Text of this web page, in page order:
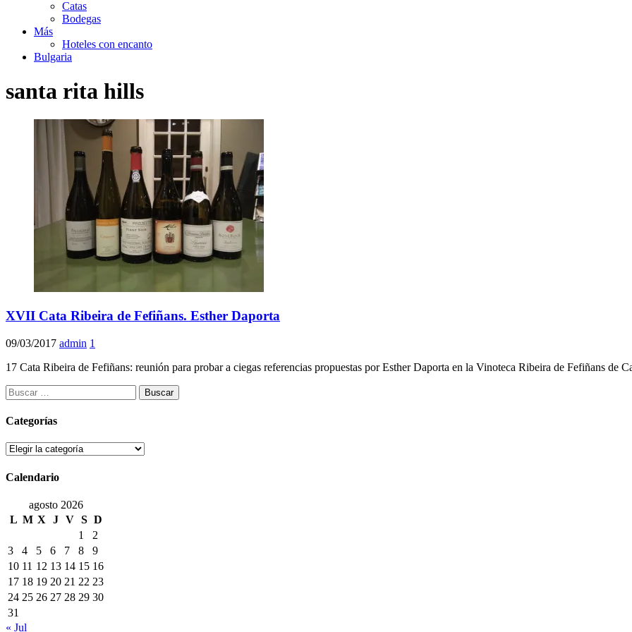
Catas
Bodegas
Más
Hoteles con encanto
Bulgaria
santa rita hills
XVII Cata Ribeira de Fefiñans. Esther Daporta
09/03/2017 admin 1
17 Cata Ribeira de Fefiñans: reunión para probar a ciegas referencias propuestas por Esther Daporta en la Vinoteca Ribeira de Fefiñans de
Buscar:
Categorías
Categorías
Calendario
agosto 2026
L M X J V S D
1
2
3
4 5 6 7 8
9
10 11 12 13 14 15 16
17 18 19 20 21 22 23
24 25 26 27 28 29 30
31
« Jul